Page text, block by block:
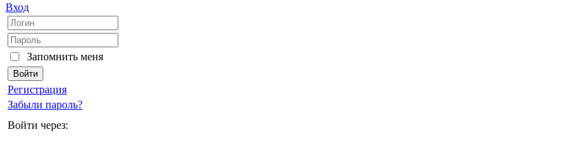
Вход
Запомнить меня
Регистрация
Забыли пароль?
Войти через: